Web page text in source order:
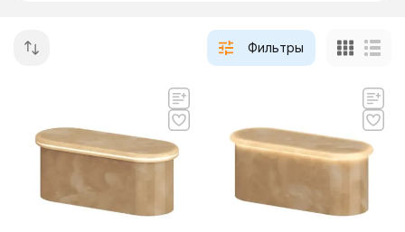
Фильтры